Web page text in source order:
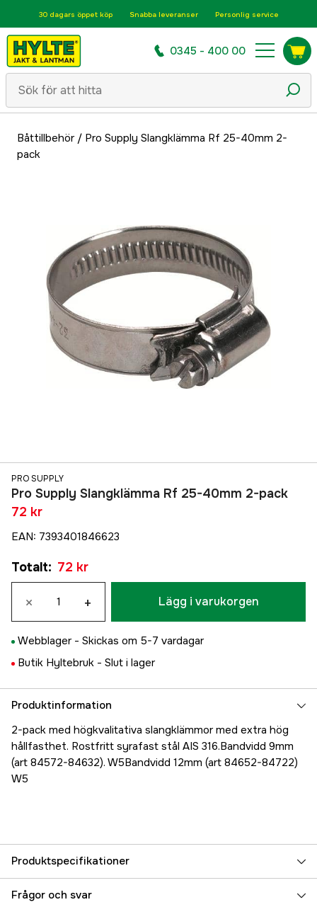
30 dagars öppet köp Snabba leveranser Personlig service
0345 - 400 00
Båttillbehör/ Pro Supply Slangklämma Rf 25-40mm 2-
pack
PRO SUPPLY
Pro Supply Slangklämma Rf 25-40mm 2-pack
72 kr
EAN: 7393401846623
Totalt: 72 kr
× + Lägg i varukorgen
Webblager - Skickas om 5-7 vardagar
Butik Hyltebruk - Slut i lager
Produktinformation
2-pack med högkvalitativa slangklämmor med extra hög
hållfasthet. Rostfritt syrafast stål AIS 316.Bandvidd 9mm
(art 84572-84632). W5Bandvidd 12mm (art 84652-84722)
W5
Produktspecifikationer
Referensnummer 5000023973
Frågor och svar